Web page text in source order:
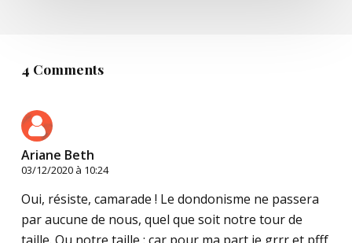
4 Comments
Ariane Beth
03/12/2020 à 10:24
Oui, résiste, camarade ! Le dondonisme ne passera
par aucune de nous, quel que soit notre tour de